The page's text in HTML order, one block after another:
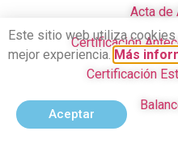
Acta de
Certificación
Certificación
Este sitio web utiliza cookies
mejor experiencia. Más
Aceptar